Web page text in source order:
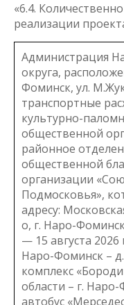
«6.4.
реализации
Администрация
округа,
Фоминск, ул.
транспортные
культурно-
общественной
районное
общественной
организации
Подмосковья»,
адресу:
о, г. Наро-
— 15 августа
Наро-Фоминск –
комплекс
области – г.
автобус